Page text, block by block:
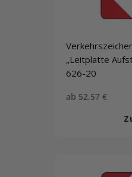
„Leitplatte
626-20
Sonderpreis
ab 52,57 €